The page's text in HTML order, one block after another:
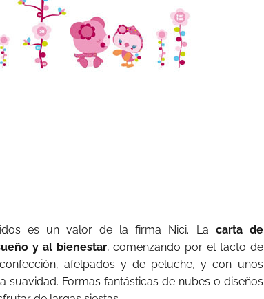
es un valor de la firma Nici. La carta de
y al bienestar, comenzando por el tacto de
afelpados y de peluche, y con unos
suavidad. Formas fantásticas de nubes o diseños